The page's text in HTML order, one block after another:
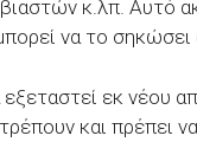
κ.λπ. Αυτό
να το σηκώσει
εκ νέου
και πρέπει